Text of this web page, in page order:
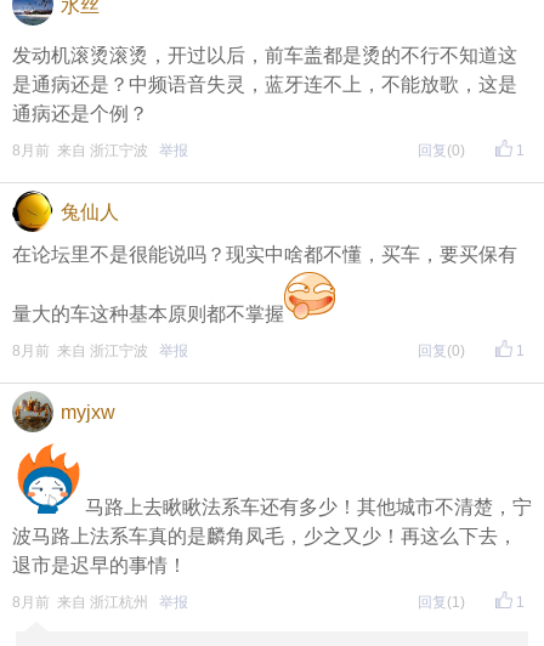
水丝
发动机滚烫滚烫，开过以后，前车盖都是烫的不行不知道这
是通病还是？中频语音失灵，蓝牙连不上，不能放歌，这是
通病还是个例？
1
8月前 来自 浙江宁波 举报 回复 (0)
兔仙人
在论坛里不是很能说吗？现实中啥都不懂，买车，要买保有
量大的车这种基本原则都不掌握
1
8月前 来自 浙江宁波 举报 回复 (0)
myjxw
马路上去瞅瞅法系车还有多少！其他城市不清楚，宁
波马路上法系车真的是麟角凤毛，少之又少！再这么下去，
退市是迟早的事情！
1
8月前 来自 浙江杭州 举报 回复 (1)